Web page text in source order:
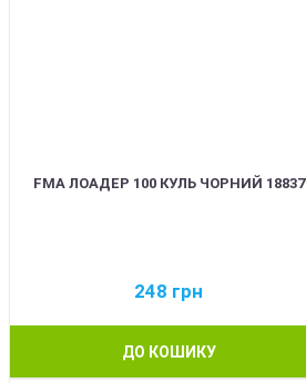
FMA ЛОАДЕР 100 КУЛЬ ЧОРНИЙ 18837
248 грн
ДО КОШИКУ